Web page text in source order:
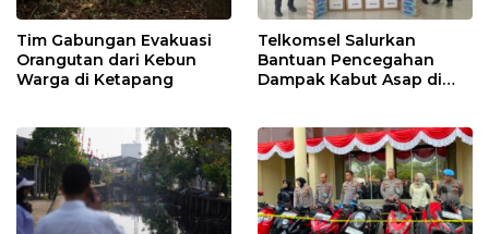
Tim Gabungan Evakuasi
Orangutan dari Kebun
Warga di Ketapang
Telkomsel Salurkan
Bantuan Pencegahan
Dampak Kabut Asap di